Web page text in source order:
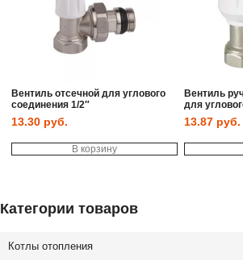
Вентиль отсечной для углового
соединения 1/2″
13.30 руб.
В корзину
Вентиль
для
13.87 руб.
Категории товаров
Котлы отопления